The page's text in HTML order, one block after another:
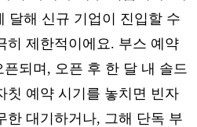
달해 신규 기업이 진입할 수
히 제한적이에요. 부스 예약
되며, 오픈 후 한 달 내 솔드
칫 예약 시기를 놓치면 빈자
한 대기하거나, 그해 단독 부